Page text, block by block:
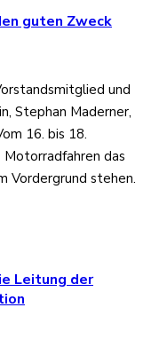
guten Zweck
und
Stephan Maderner,
16. bis 18.
das
Vordergrund stehen.
Leitung der